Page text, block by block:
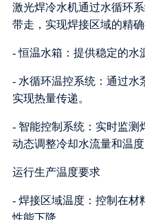
激光焊冷水机通过水循环
带走，实现焊接区域的精
- 恒温水箱：提供稳定的水
- 水循环温控系统：通过水
实现热量传递。
- 智能控制系统：实时监测
动态调整冷却水流量和温度
运行生产温度要求
- 焊接区域温度：控制在材
性能下降。